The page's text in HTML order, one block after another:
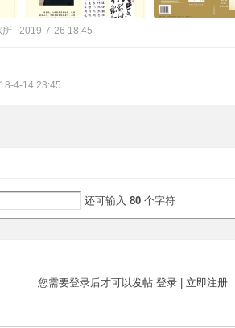
所 2019-7-26 18:45
4-14 23:45
还可输入 80 个字符
您需要登录后才可以发帖 登录 立即注册